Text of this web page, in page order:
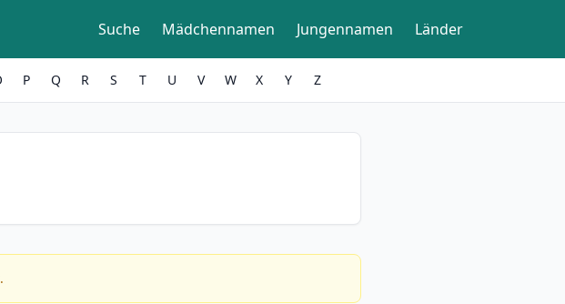
Suche Mädchennamen Jungennamen Länder
P Q R S T U V W X Y Z